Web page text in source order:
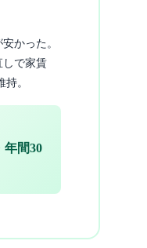
かった。
しで家賃
。
年間30